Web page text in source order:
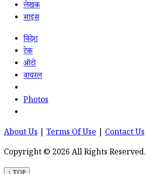
लेखक
साइंस
विदेश
टेक
ऑटो
वायरल
Photos
About Us Terms Of Use Contact Us
Copyright © 2026 All Rights Reserved.